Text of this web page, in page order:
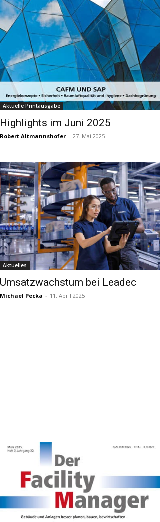
Aktuelle Printausgabe
Highlights im Juni 2025
Robert Altmannshofer - 27. Mai 2025
Aktuelles
Umsatzwachstum bei Leadec
Michael Pecka - 11. April 2025